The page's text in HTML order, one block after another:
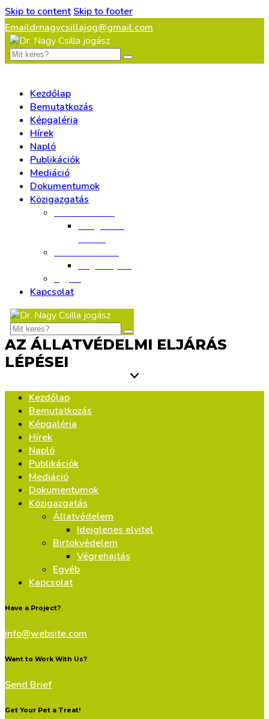
Skip to content Skip to footer
Emaildrnagycsillajog@gmail.com
Kezdőlap
Bemutatkozás
Képgaléria
Hírek
Napló
Publikációk
Mediáció
Dokumentumok
Közigazgatás
Kapcsolat
AZ ÁLLATVÉDELMI ELJÁRÁS
LÉPÉSEI
Kezdőlap
Bemutatkozás
Képgaléria
Hírek
Napló
Publikációk
Mediáció
Dokumentumok
Közigazgatás
Állatvédelem
Ideiglenes elvitel
Birtokvédelem
Végrehajtás
Egyéb
Kapcsolat
Have a Project?
info@website.com
Want to Work With Us?
Send Brief
Get Your Pet a Treat!